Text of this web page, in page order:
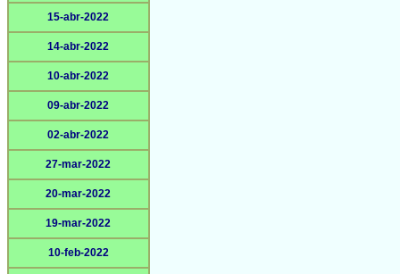
15-abr-2022
14-abr-2022
10-abr-2022
09-abr-2022
02-abr-2022
27-mar-2022
20-mar-2022
19-mar-2022
10-feb-2022